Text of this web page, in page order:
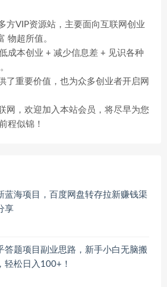
方VIP资源站，主要面向互联网创业
物超所值。
成本创业 + 减少信息差 + 见识各种
了重要价值，也为众多创业者开启网
网，欢迎加入本站会员，将尽早为您
程似锦！
蓝海项目，百度网盘转存拉新赚钱渠
享
答题项目副业思路，新手小白无脑搬
轻松日入100+！